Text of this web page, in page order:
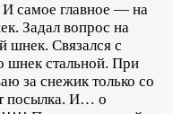
самое главное — на
Задал вопрос на
шнек. Связался с
шнек стальной. При
за снежик только со
посылка. И… о